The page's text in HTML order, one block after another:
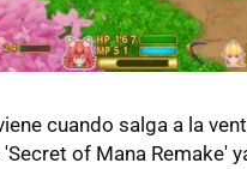
cuando salga a la
of Mana Remake'